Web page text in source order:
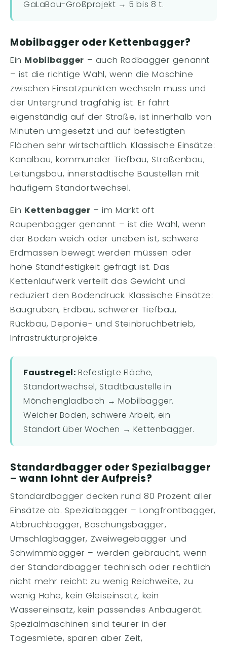
GaLaBau-Großprojekt → 5 bis 8 t.
Mobilbagger oder Kettenbagger?
Ein Mobilbagger – auch Radbagger genannt
– ist die richtige Wahl, wenn die Maschine
zwischen Einsatzpunkten wechseln muss und
der Untergrund tragfähig ist. Er fährt
eigenständig auf der Straße, ist innerhalb von
Minuten umgesetzt und auf befestigten
Flächen sehr wirtschaftlich. Klassische Einsätze:
Kanalbau, kommunaler Tiefbau, Straßenbau,
Leitungsbau, innerstädtische Baustellen mit
häufigem Standortwechsel.
Ein Kettenbagger – im Markt oft
Raupenbagger genannt – ist die Wahl, wenn
der Boden weich oder uneben ist, schwere
Erdmassen bewegt werden müssen oder
hohe Standfestigkeit gefragt ist. Das
Kettenlaufwerk verteilt das Gewicht und
reduziert den Bodendruck. Klassische Einsätze:
Baugruben, Erdbau, schwerer Tiefbau,
Rückbau, Deponie- und Steinbruchbetrieb,
Infrastrukturprojekte.
Faustregel: Befestigte Fläche,
Standortwechsel, Stadtbaustelle in
Mönchengladbach → Mobilbagger.
Weicher Boden, schwere Arbeit, ein
Standort über Wochen → Kettenbagger.
Standardbagger oder Spezialbagger
– wann lohnt der Aufpreis?
Standardbagger decken rund 80 Prozent aller
Einsätze ab. Spezialbagger – Longfrontbagger,
Abbruchbagger, Böschungsbagger,
Umschlagbagger, Zweiwegebagger und
Schwimmbagger – werden gebraucht, wenn
der Standardbagger technisch oder rechtlich
nicht mehr reicht: zu wenig Reichweite, zu
wenig Höhe, kein Gleiseinsatz, kein
Wassereinsatz, kein passendes Anbaugerät.
Spezialmaschinen sind teurer in der
Tagesmiete, sparen aber Zeit,